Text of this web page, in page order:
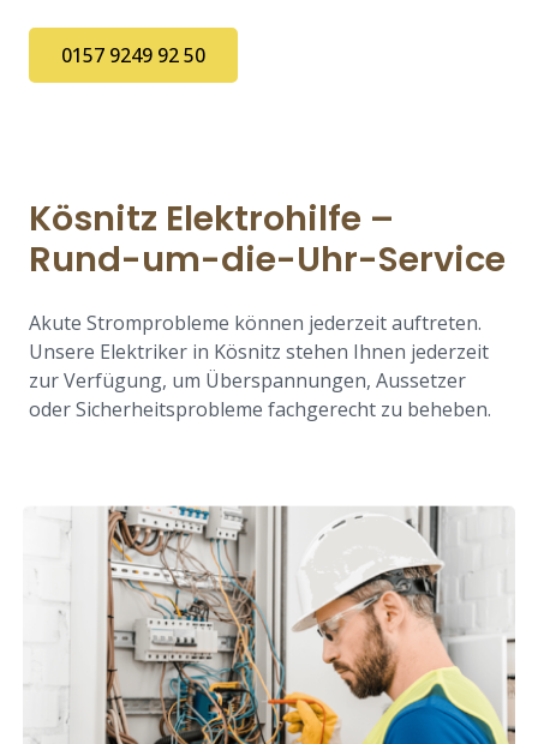
0157 9249 92 50
Kösnitz Elektrohilfe –
Rund-um-die-Uhr-Service
Akute Stromprobleme können jederzeit auftreten.
Unsere Elektriker in Kösnitz stehen Ihnen jederzeit
zur Verfügung, um Überspannungen, Aussetzer
oder Sicherheitsprobleme fachgerecht zu beheben.